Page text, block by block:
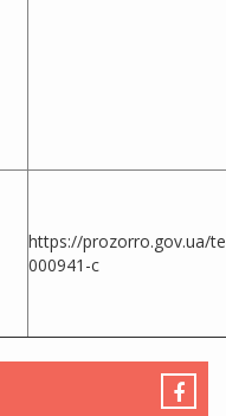
https://prozorro.gov.ua/
000941-c